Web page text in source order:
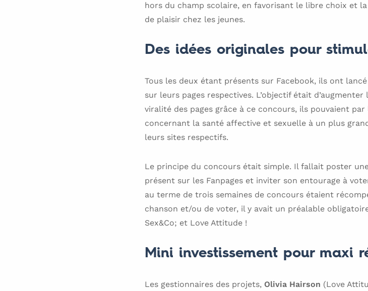
hors du champ scolaire, en favorisant le libre choix et
de plaisir chez les jeunes.
Des idées originales pour
Tous les deux étant présents sur Facebook, ils ont
sur leurs pages respectives. L’objectif était
viralité des pages grâce à ce concours, ils pouvaient
concernant la santé affective et sexuelle à un plus
leurs sites respectifs.
Le principe du concours était simple. Il fallait poster
présent sur les Fanpages et inviter son entourage à
au terme de trois semaines de concours étaient
chanson et/ou de voter, il y avait un préalable
Sex&Co; et Love Attitude !
Mini investissement pour maxi
Les gestionnaires des projets, Olivia Hairson (Love